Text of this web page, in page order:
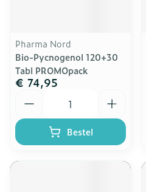
Pharma Nord
Bio-Pycnogenol 120+30
Tabl PROMOpack
€ 74,95
Bestel